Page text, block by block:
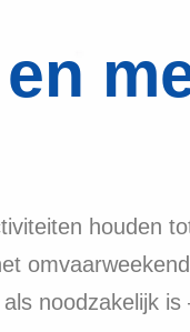
houden
noodzakelijk